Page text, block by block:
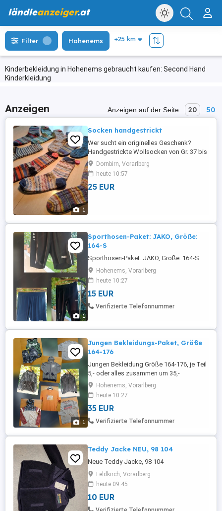
ländleanzeiger.at
Kinderbekleidung in Hohenems gebraucht kaufen: Second Hand
Kinderkleidung
Filter Hohenems
Anzeigen Anzeigen auf der Seite: 20 50
1
Socken handgestrickt
Wer sucht ein originelles Geschenk?
Handgestrickte Wollsocken von Gr. 37 bis
46 Dornbirn, Vorarlberg
heute 10:57
25 EUR
1
Sporthosen-Paket: JAKO, Größe:
164-S
Sporthosen-Paket: JAKO, Größe: 164-S
Hohenems, Vorarlberg
heute 10:27
15 EUR
Verifizierte Telefonnummer
1
Jungen Bekleidungs-Paket, Größe
164-176
Jungen Bekleidung Größe 164-176, je Teil
5,- oder alles zusammen um 35,-
Hohenems, Vorarlberg
heute 10:27
35 EUR
Verifizierte Telefonnummer
Teddy Jacke NEU, 98 104
Neue Teddy Jacke, 98 104
Feldkirch, Vorarlberg
heute 09:45
10 EUR